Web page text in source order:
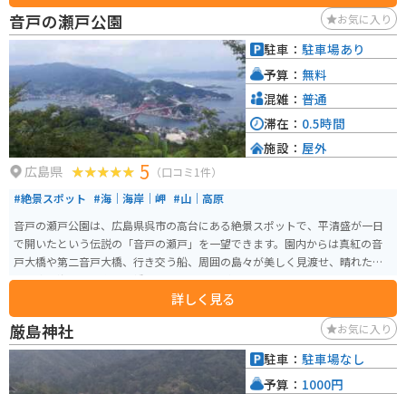
音戸の瀬戸公園 お気に入り
広島県 5 （口コミ1件）
#絶景スポット #海｜海岸｜岬 #山｜高原
音戸の瀬戸公園は、広島県呉市の高台にある絶景スポットで、平清盛が一日
で開いたという伝説の「音戸の瀬戸」を一望できます。園内からは真紅の音
戸大橋や第二音戸大橋、行き交う船、周囲の島々が美しく見渡せ、晴れた日
には青い海と空、朱色の橋のコントラストが映えるフォトスポットとしても
海、橋が織りなす景観は格別です。園内にはトイレや自販機、約190台分の無
料駐車場が整備されており、車やバイクでのアクセスも便利で、ツーリング
途中の立ち寄りにも最適です。夕暮れ時には海峡に沈む夕日が橋と海に映
え、ロマンチックな時間を楽しめます。
詳しく見る
駐車： 駐車場あり
予算： 無料
混雑： 普通
滞在： 0.5時間
施設： 屋外
厳島神社 お気に入り
駐車： 駐車場なし
予算： 1000円